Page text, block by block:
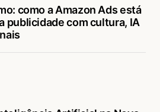
como a Amazon Ads está
publicidade com cultura, IA